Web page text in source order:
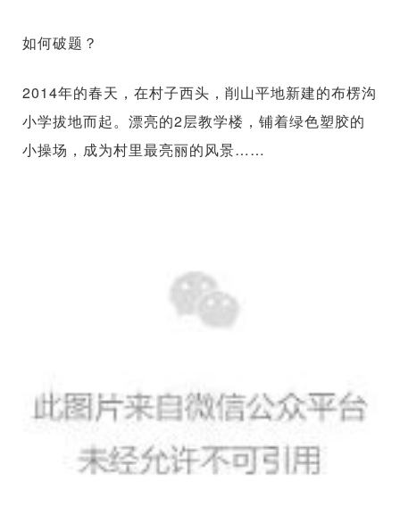
如何破题？
2014年的春天，在村子西头，削山平地新建的布楞沟
小学拔地而起。漂亮的2层教学楼，铺着绿色塑胶的
小操场，成为村里最亮丽的风景……